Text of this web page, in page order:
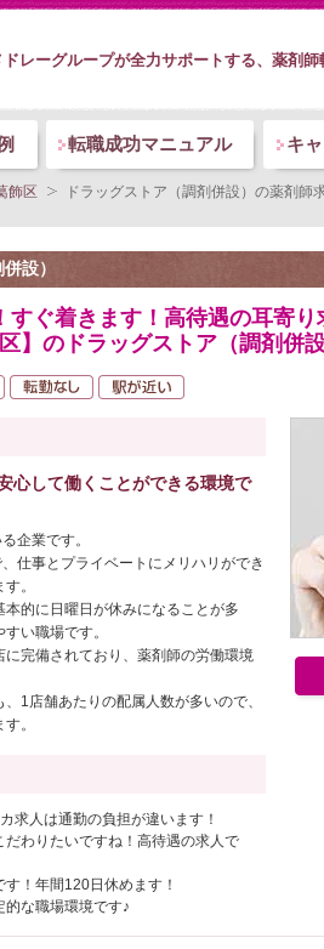
ドレーグループが全力サポートする、薬剤師
転職成功マニュアル キ
飾区 ドラッグストア（調剤併設）の薬剤師
設）
すぐ着きます！高待遇の耳寄
】のドラッグストア（調剤併
心して働くことができる環境で
企業です。
仕事とプライベートにメリハリができ
。
的に日曜日が休みになることが多
い職場です。
完備されており、薬剤師の労働環境
1店舗あたりの配属人数が多いので、
。
求人は通勤の負担が違います！
わりたいですね！高待遇の求人で
！年間120日休めます！
な職場環境です♪